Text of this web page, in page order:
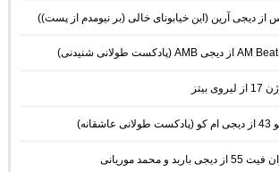
از دیجی آرین (این خیابونای خالی (بر نیومدم از پست))
بیتز
و محمد موریانی